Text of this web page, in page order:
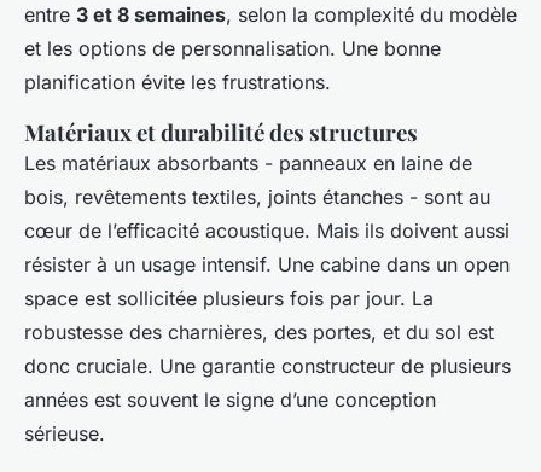
entre 3 et 8 semaines, selon la complexité du modèle
et les options de personnalisation. Une bonne
planification évite les frustrations.
Matériaux et durabilité des structures
Les matériaux absorbants - panneaux en laine de
bois, revêtements textiles, joints étanches - sont au
cœur de l’efficacité acoustique. Mais ils doivent aussi
résister à un usage intensif. Une cabine dans un open
space est sollicitée plusieurs fois par jour. La
robustesse des charnières, des portes, et du sol est
donc cruciale. Une garantie constructeur de plusieurs
années est souvent le signe d’une conception
sérieuse.